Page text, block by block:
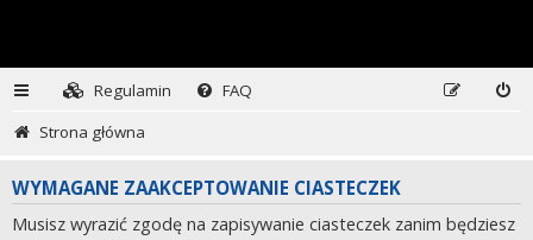
Regulamin
FAQ
Strona główna
WYMAGANE ZAAKCEPTOWANIE CIASTECZEK
Musisz wyrazić zgodę na zapisywanie ciasteczek zanim będziesz